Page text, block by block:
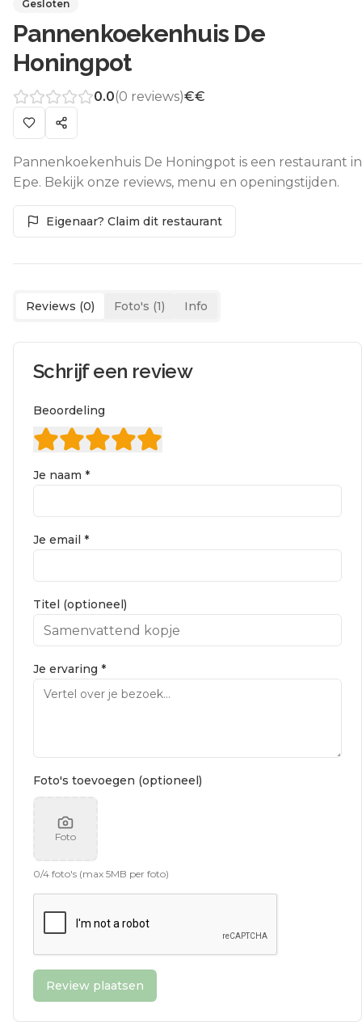
Gesloten
Pannenkoekenhuis De
Honingpot
0.0(0 reviews)€€
Pannenkoekenhuis De Honingpot is een restaurant in
Epe. Bekijk onze reviews, menu en openingstijden.
Eigenaar? Claim dit restaurant
Reviews (0) Foto's (1) Info
Schrijf een review
Beoordeling
Je naam *
Je email *
Titel (optioneel)
Je ervaring *
Foto's toevoegen (optioneel)
Foto
0/4 foto's (max 5MB per foto)
Review plaatsen